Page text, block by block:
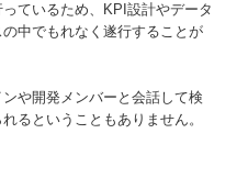
ているため、KPI設計やデータ
中でもれなく遂行することが
や開発メンバーと会話して検
るということもありません。